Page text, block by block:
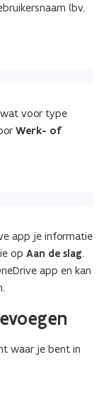
(bv.
voor type
Werk- of
app je informatie
op Aan de slag.
app en kan
waar je bent in